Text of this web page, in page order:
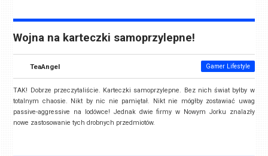
Wojna na karteczki samoprzylepne!
TeaAngel Gamer Lifestyle
TAK! Dobrze przeczytaliście. Karteczki samoprzylepne. Bez nich świat byłby w
totalnym chaosie. Nikt by nic nie pamiętał. Nikt nie mógłby zostawiać uwag
passive-aggressive na lodówce! Jednak dwie firmy w Nowym Jorku znalazły
nowe zastosowanie tych drobnych przedmiotów.